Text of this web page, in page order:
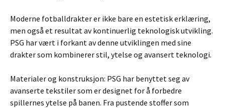
Moderne fotballdrakter er ikke bare en estetisk erklæring,
men også et resultat av kontinuerlig teknologisk utvikling.
PSG har vært i forkant av denne utviklingen med sine
drakter som kombinerer stil, ytelse og avansert teknologi.
Materialer og konstruksjon: PSG har benyttet seg av
avanserte tekstiler som er designet for å forbedre
spillernes ytelse på banen. Fra pustende stoffer som